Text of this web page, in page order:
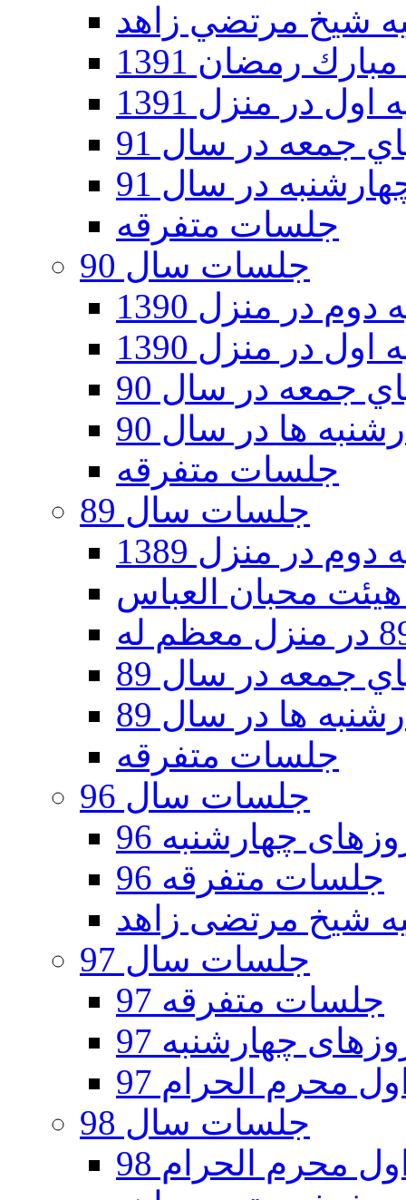
رمضان 1391
در منزل 1391
جمعه در سال 91
در سال 91
جلسات متفرقه
جلسات سال 90
در منزل 1390
در منزل 1390
جمعه در سال 90
ها در سال 90
جلسات متفرقه
جلسات سال 89
در منزل 1389
جمعه در سال 89
ها در سال 89
جلسات متفرقه
جلسات سال 96
چهارشنبه 96
جلسات متفرقه 96
جلسات سال 97
جلسات متفرقه 97
چهارشنبه 97
محرم الحرام 97
جلسات سال 98
محرم الحرام 98